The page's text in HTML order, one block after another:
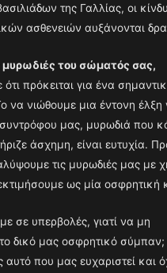
της Γαλλίας, οι
ασθενειών αυξάνονται
μυρωδιές του σώματός σας,
ότι πρόκειται για ένα
να νιώθουμε μια έντονη έλξη
μας, μυρωδιά που
άσχημη, είναι ευτυχία.
τις μυρωδιές μας με
ως μία οσφρητική
σε υπερβολές, γιατί να μη
δικό μας οσφρητικό σύμπαν;
αυτό που μας ευχαριστεί και